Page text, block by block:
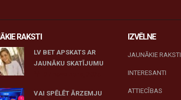
RAKSTI
LV BET APSKATS AR
JAUNĀKU SKATĪJUMU
VAI SPĒLĒT ĀRZEMJU
IZVĒLNE
JAUNĀKIE RAKSTI
INTERESANTI
ATTIECĪBAS